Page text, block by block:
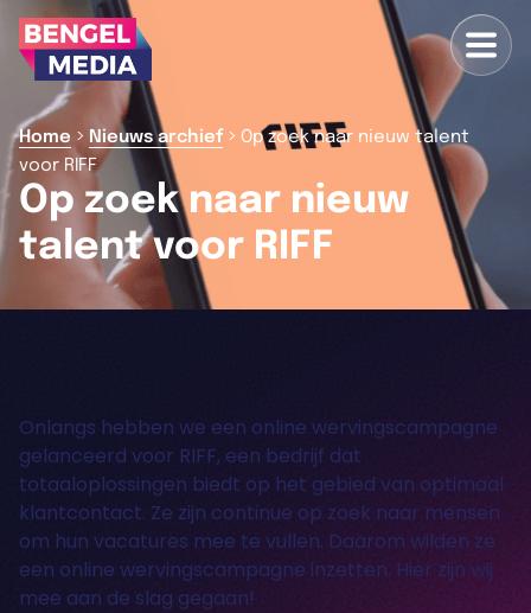
Home > Nieuws archief> Op zoek naar nieuw talent
voor RIFF
Op zoek naar nieuw
talent voor RIFF
Onlangs hebben we een online wervingscampagne
gelanceerd voor RIFF, een bedrijf dat
totaaloplossingen biedt op het gebied van optimaal
klantcontact. Ze zijn continue op zoek naar mensen
om hun vacatures mee te vullen. Daarom wilden ze
een online wervingscampagne inzetten. Hier zijn wij
mee aan de slag gegaan!